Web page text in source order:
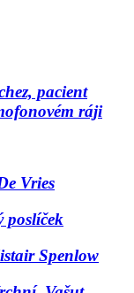
pacient
ráji
Vries
poslíček
Spenlow